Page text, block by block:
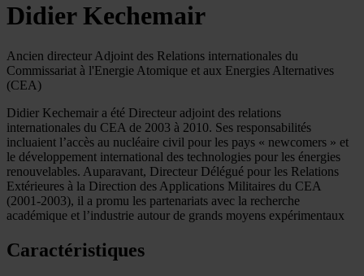
Didier Kechemair
Ancien directeur Adjoint des Relations internationales du
Commissariat à l'Energie Atomique et aux Energies Alternatives
(CEA)
Didier Kechemair a été Directeur adjoint des relations
internationales du CEA de 2003 à 2010. Ses responsabilités
incluaient l’accès au nucléaire civil pour les pays « newcomers » et
le développement international des technologies pour les énergies
renouvelables. Auparavant, Directeur Délégué pour les Relations
Extérieures à la Direction des Applications Militaires du CEA
(2001-2003), il a promu les partenariats avec la recherche
académique et l’industrie autour de grands moyens expérimentaux
Caractéristiques